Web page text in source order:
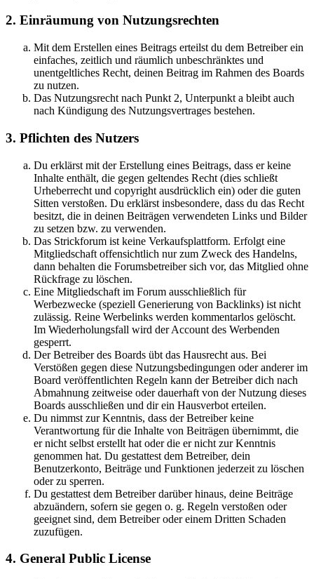
2. Einräumung von Nutzungsrechten
Mit dem Erstellen eines Beitrags erteilst du dem Betreiber ein
einfaches, zeitlich und räumlich unbeschränktes und
unentgeltliches Recht, deinen Beitrag im Rahmen des Boards
zu nutzen.
Das Nutzungsrecht nach Punkt 2, Unterpunkt a bleibt auch
nach Kündigung des Nutzungsvertrages bestehen.
3. Pflichten des Nutzers
Du erklärst mit der Erstellung eines Beitrags, dass er keine
Inhalte enthält, die gegen geltendes Recht (dies schließt
Urheberrecht und copyright ausdrücklich ein) oder die guten
Sitten verstoßen. Du erklärst insbesondere, dass du das Recht
besitzt, die in deinen Beiträgen verwendeten Links und Bilder
zu setzen bzw. zu verwenden.
Das Strickforum ist keine Verkaufsplattform. Erfolgt eine
Mitgliedschaft offensichtlich nur zum Zweck des Handelns,
dann behalten die Forumsbetreiber sich vor, das Mitglied ohne
Rückfrage zu löschen.
Eine Mitgliedschaft im Forum ausschließlich für
Werbezwecke (speziell Generierung von Backlinks) ist nicht
zulässig. Reine Werbelinks werden kommentarlos gelöscht.
Im Wiederholungsfall wird der Account des Werbenden
gesperrt.
Der Betreiber des Boards übt das Hausrecht aus. Bei
Verstößen gegen diese Nutzungsbedingungen oder anderer im
Board veröffentlichten Regeln kann der Betreiber dich nach
Abmahnung zeitweise oder dauerhaft von der Nutzung dieses
Boards ausschließen und dir ein Hausverbot erteilen.
Du nimmst zur Kenntnis, dass der Betreiber keine
Verantwortung für die Inhalte von Beiträgen übernimmt, die
er nicht selbst erstellt hat oder die er nicht zur Kenntnis
genommen hat. Du gestattest dem Betreiber, dein
Benutzerkonto, Beiträge und Funktionen jederzeit zu löschen
oder zu sperren.
Du gestattest dem Betreiber darüber hinaus, deine Beiträge
abzuändern, sofern sie gegen o. g. Regeln verstoßen oder
geeignet sind, dem Betreiber oder einem Dritten Schaden
zuzufügen.
4. General Public License